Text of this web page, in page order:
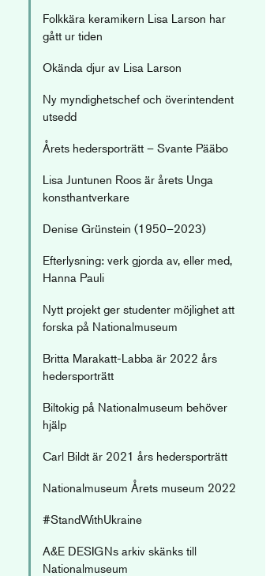
Folkkära keramikern Lisa Larson har
gått ur tiden
Okända djur av Lisa Larson
Ny myndighetschef och överintendent
utsedd
Årets hedersporträtt – Svante Pääbo
Lisa Juntunen Roos är årets Unga
konsthantverkare
Denise Grünstein (1950–2023)
Efterlysning: verk gjorda av, eller med,
Hanna Pauli
Nytt projekt ger studenter möjlighet att
forska på Nationalmuseum
Britta Marakatt-Labba är 2022 års
hedersporträtt
Biltokig på Nationalmuseum behöver
hjälp
Carl Bildt är 2021 års hedersporträtt
Nationalmuseum Årets museum 2022
#StandWithUkraine
A&E DESIGNs arkiv skänks till
Nationalmuseum